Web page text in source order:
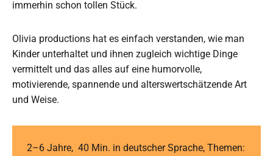
immerhin schon tollen Stück.
Olivia productions hat es einfach verstanden, wie man
Kinder unterhaltet und ihnen zugleich wichtige Dinge
vermittelt und das alles auf eine humorvolle,
motivierende, spannende und alterswertschätzende Art
und Weise.
2–6 Jahre, 40 Min. in deutscher Sprache, Themen: